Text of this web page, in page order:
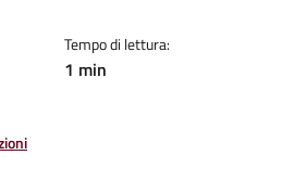
Tempo di lettura:
1 min